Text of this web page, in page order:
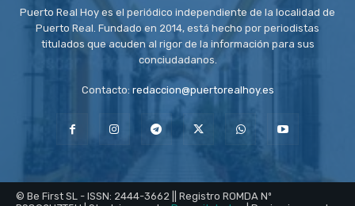
Puerto Real Hoy es el periódico independiente de la localidad de
Puerto Real. Fundado en 2014, está hecho por periodistas
titulados que acuden al rigor de la información para sus
conciudadanos.
Contacto: redaccion@puertorealhoy.es
© Be First SL - ISSN: 2444-3662 || Registro ROMDA Nº